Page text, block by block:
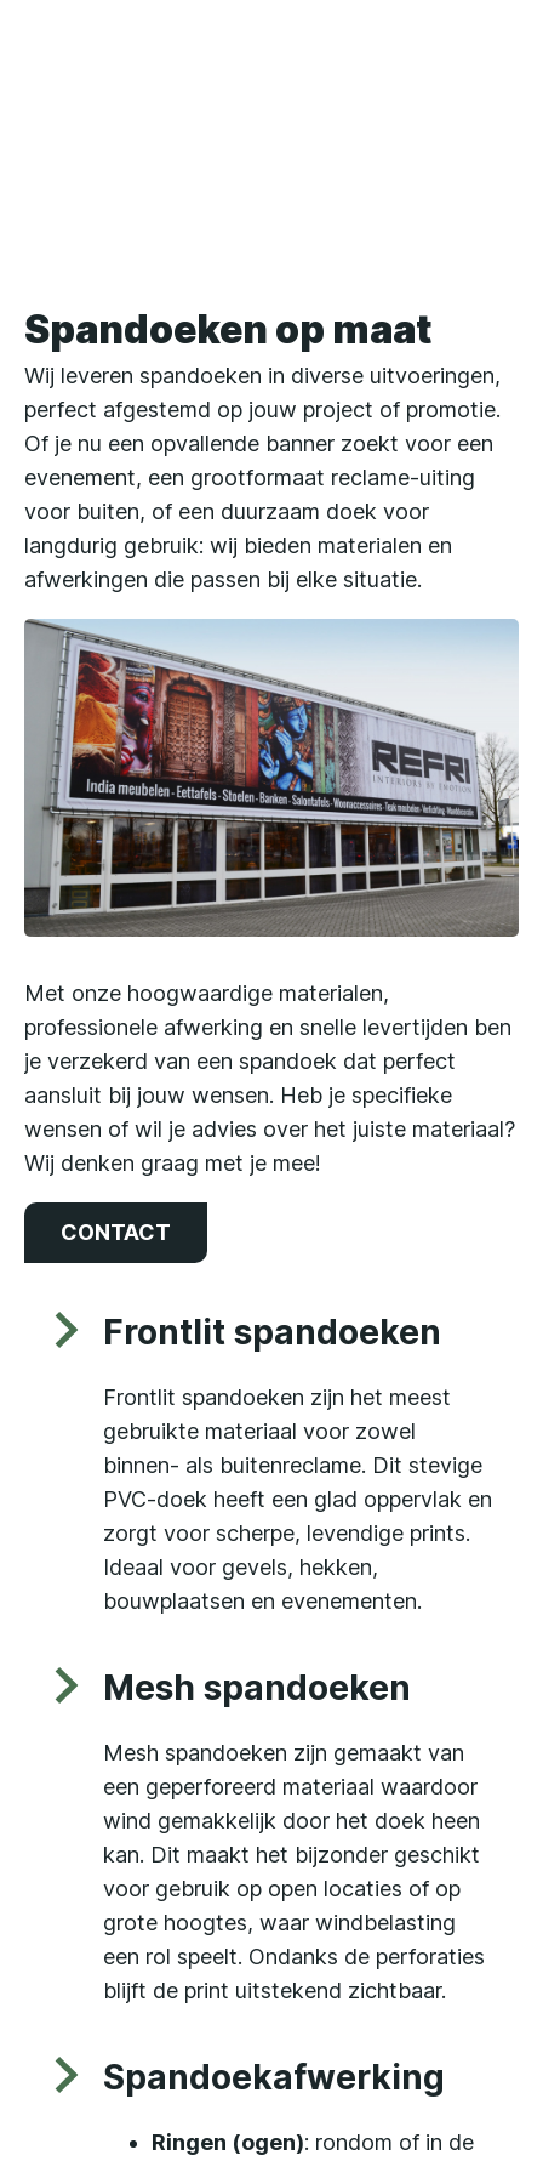
Spandoeken op maat
Wij leveren spandoeken in diverse uitvoeringen,
perfect afgestemd op jouw project of promotie.
Of je nu een opvallende banner zoekt voor een
evenement, een grootformaat reclame-uiting
voor buiten, of een duurzaam doek voor
langdurig gebruik: wij bieden materialen en
afwerkingen die passen bij elke situatie.
Met onze hoogwaardige materialen,
professionele afwerking en snelle levertijden ben
je verzekerd van een spandoek dat perfect
aansluit bij jouw wensen. Heb je specifieke
wensen of wil je advies over het juiste materiaal?
Wij denken graag met je mee!
CONTACT
Frontlit spandoeken
Frontlit spandoeken zijn het meest
gebruikte materiaal voor zowel
binnen- als buitenreclame. Dit stevige
PVC-doek heeft een glad oppervlak en
zorgt voor scherpe, levendige prints.
Ideaal voor gevels, hekken,
bouwplaatsen en evenementen.
Mesh spandoeken
Mesh spandoeken zijn gemaakt van
een geperforeerd materiaal waardoor
wind gemakkelijk door het doek heen
kan. Dit maakt het bijzonder geschikt
voor gebruik op open locaties of op
grote hoogtes, waar windbelasting
een rol speelt. Ondanks de perforaties
blijft de print uitstekend zichtbaar.
Spandoekafwerking
Ringen (ogen): rondom of in de